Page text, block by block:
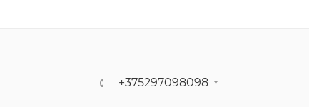
+375297098098